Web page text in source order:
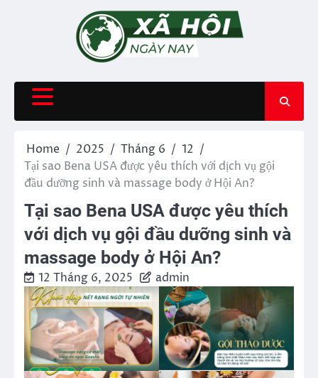
Home 2025 Tháng 6
12
Tại sao Bena USA được yêu thích với dịch vụ gội
đầu dưỡng sinh và massage body ở Hội An?
Tại sao Bena USA được yêu thích
với dịch vụ gội đầu dưỡng sinh và
massage body ở Hội An?
12 Tháng 6, 2025 admin